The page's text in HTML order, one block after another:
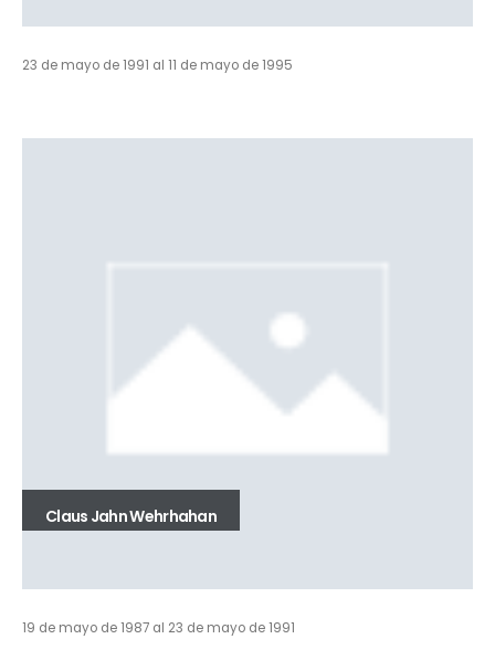
23 de mayo de 1991 al 11 de mayo de 1995
Claus Jahn Wehrhahan
19 de mayo de 1987 al 23 de mayo de 1991